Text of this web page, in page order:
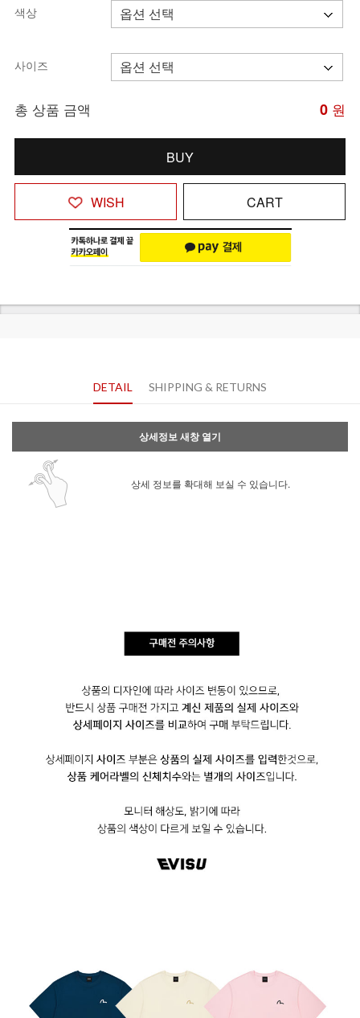
색상
사이즈
총 상품 금액 0 원
BUY
WISH CART
DETAIL SHIPPING & RETURNS
상세정보 새창 열기
상세 정보를 확대해 보실 수 있습니다.